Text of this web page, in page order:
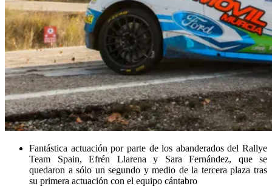
Fantástica actuación por parte de los abanderados del Rallye
Team Spain, Efrén Llarena y Sara Fernández, que se
quedaron a sólo un segundo y medio de la tercera plaza tras
su primera actuación con el equipo cántabro